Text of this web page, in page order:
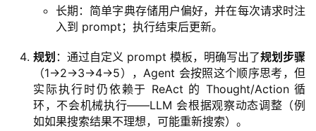
长期：简单字典存储用户偏好，并在每次请求时注
入到 prompt；执行结束后更新。
规划 ：通过自定义 prompt 模板，明确写出了规划步骤
（1→2→3→4→5），Agent 会按照这个顺序思考，但
实际执行时仍依赖于 ReAct 的 Thought/Action 循
环，不会机械执行——LLM 会根据观察动态调整（例
如如果搜索结果不理想，可能重新搜索）。